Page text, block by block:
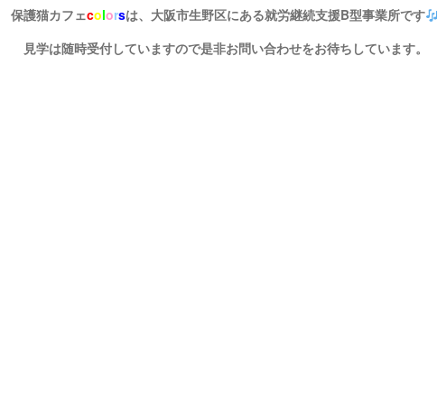
保護猫カフェcolorsは、大阪市生野区にある就労継続支援B型事業所です
見学は随時受付していますので是非お問い合わせをお待ちしています。